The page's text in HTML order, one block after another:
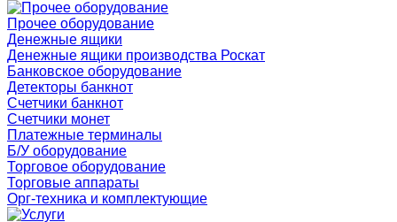
Прочее оборудование
Денежные ящики
Денежные ящики производства Роскат
Банковское оборудование
Детекторы банкнот
Счетчики банкнот
Счетчики монет
Платежные терминалы
Б/У оборудование
Торговое оборудование
Торговые аппараты
Орг-техника и комплектующие